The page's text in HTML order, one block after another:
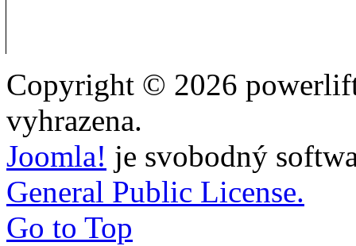
Copyright © 2026
vyhrazena.
Joomla! je svobodný
General Public License.
Go to Top